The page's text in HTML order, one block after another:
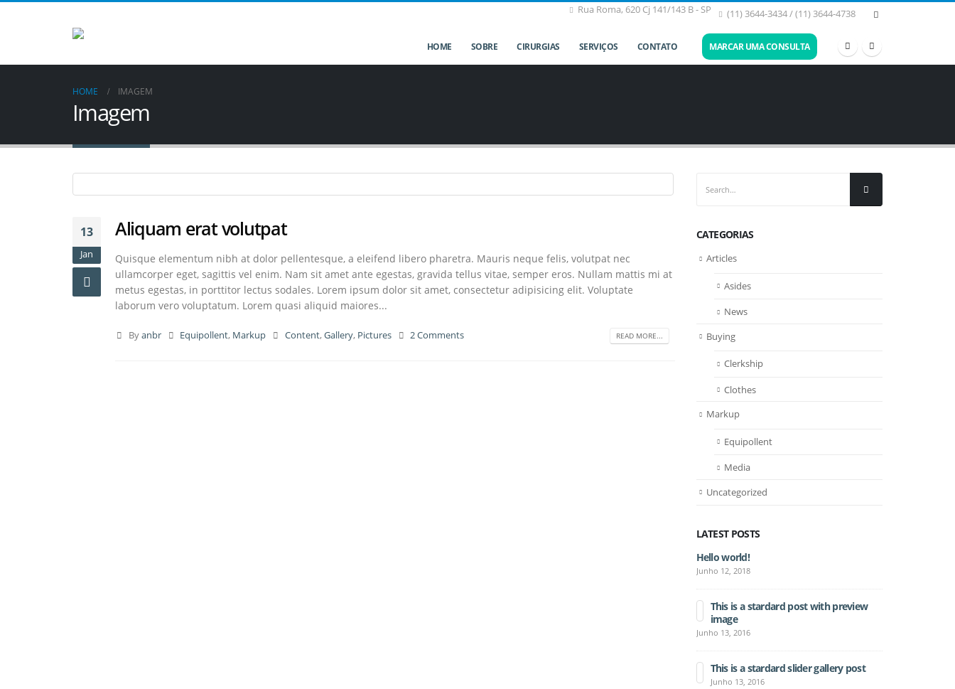
Rua Roma, 620 Cj 141/143 B - SP (11) 3644-3434 / (11) 3644-4738
HOME SOBRE CIRURGIAS SERVIÇOS CONTATO MARCAR UMA CONSULTA
HOME IMAGEM
Imagem
13
Jan
Aliquam erat volutpat
Quisque elementum nibh at dolor pellentesque, a eleifend libero pharetra. Mauris neque felis, volutpat nec
ullamcorper eget, sagittis vel enim. Nam sit amet ante egestas, gravida tellus vitae, semper eros. Nullam mattis mi at
metus egestas, in porttitor lectus sodales. Lorem ipsum dolor sit amet, consectetur adipisicing elit. Voluptate
laborum vero voluptatum. Lorem quasi aliquid maiores...
Byanbr Equipollent, Markup Content,Gallery, Pictures 2 Comments READ MORE...
CATEGORIAS
Articles
Asides
News
Buying
Clerkship
Clothes
Markup
Equipollent
Media
Uncategorized
LATEST POSTS
Hello world!
Junho 12, 2018
This is a stardard post with preview
image
Junho 13, 2016
This is a stardard slider gallery post
Junho 13, 2016